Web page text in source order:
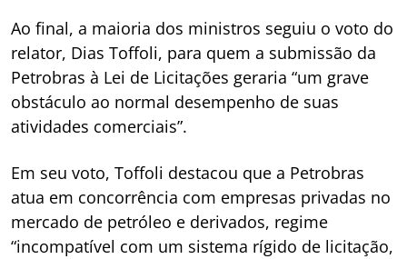
Ao final, a maioria dos ministros seguiu o voto do
relator, Dias Toffoli, para quem a submissão da
Petrobras à Lei de Licitações geraria “um grave
obstáculo ao normal desempenho de suas
atividades comerciais”.
Em seu voto, Toffoli destacou que a Petrobras
atua em concorrência com empresas privadas no
mercado de petróleo e derivados, regime
“incompatível com um sistema rígido de licitação,